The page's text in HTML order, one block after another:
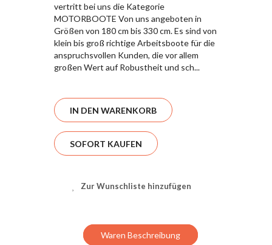
vertritt bei uns die Kategorie
MOTORBOOTE Von uns angeboten in
Größen von 180 cm bis 330 cm. Es sind von
klein bis groß richtige Arbeitsboote für die
anspruchsvollen Kunden, die vor allem
großen Wert auf Robustheit und sch...
IN DEN WARENKORB
SOFORT KAUFEN
Zur Wunschliste hinzufügen
Waren Beschreibung